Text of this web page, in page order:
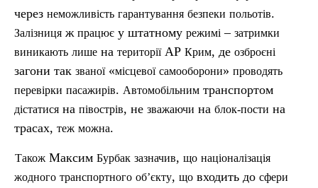
через неможливість гарантування безпеки польотів.
Залізниця ж працює у штатному режимі – затримки
виникають лише на територіїАР Крим, де озброєні
загони так званої«місцевої самооборони» проводять
перевірки пасажирів. Автомобільним транспортом
дістатися на півострів, не зважаючи на блок-пости на
трасах, теж можна.
Також Максим Бурбак зазначив, що націоналізація
жодного транспортного об’єкту, що входить до сфери